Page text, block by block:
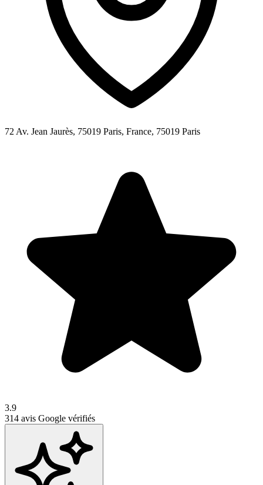
72 Av. Jean Jaurès, 75019 Paris, France, 75019 Paris
3.9
314 avis Google vérifiés